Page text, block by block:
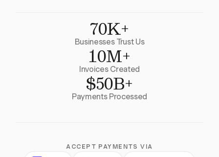
70K+
Businesses Trust Us
10M+
Invoices Created
$50B+
Payments Processed
ACCEPT PAYMENTS VIA